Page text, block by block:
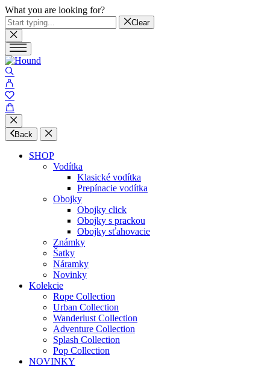
What you are looking for?
Clear
Back
SHOP
Vodítka
Klasické vodítka
Prepínacie vodítka
Obojky
Obojky click
Obojky s prackou
Obojky sťahovacie
Známky
Šatky
Náramky
Novinky
Kolekcie
Rope Collection
Urban Collection
Wanderlust Collection
Adventure Collection
Splash Collection
Pop Collection
NOVINKY